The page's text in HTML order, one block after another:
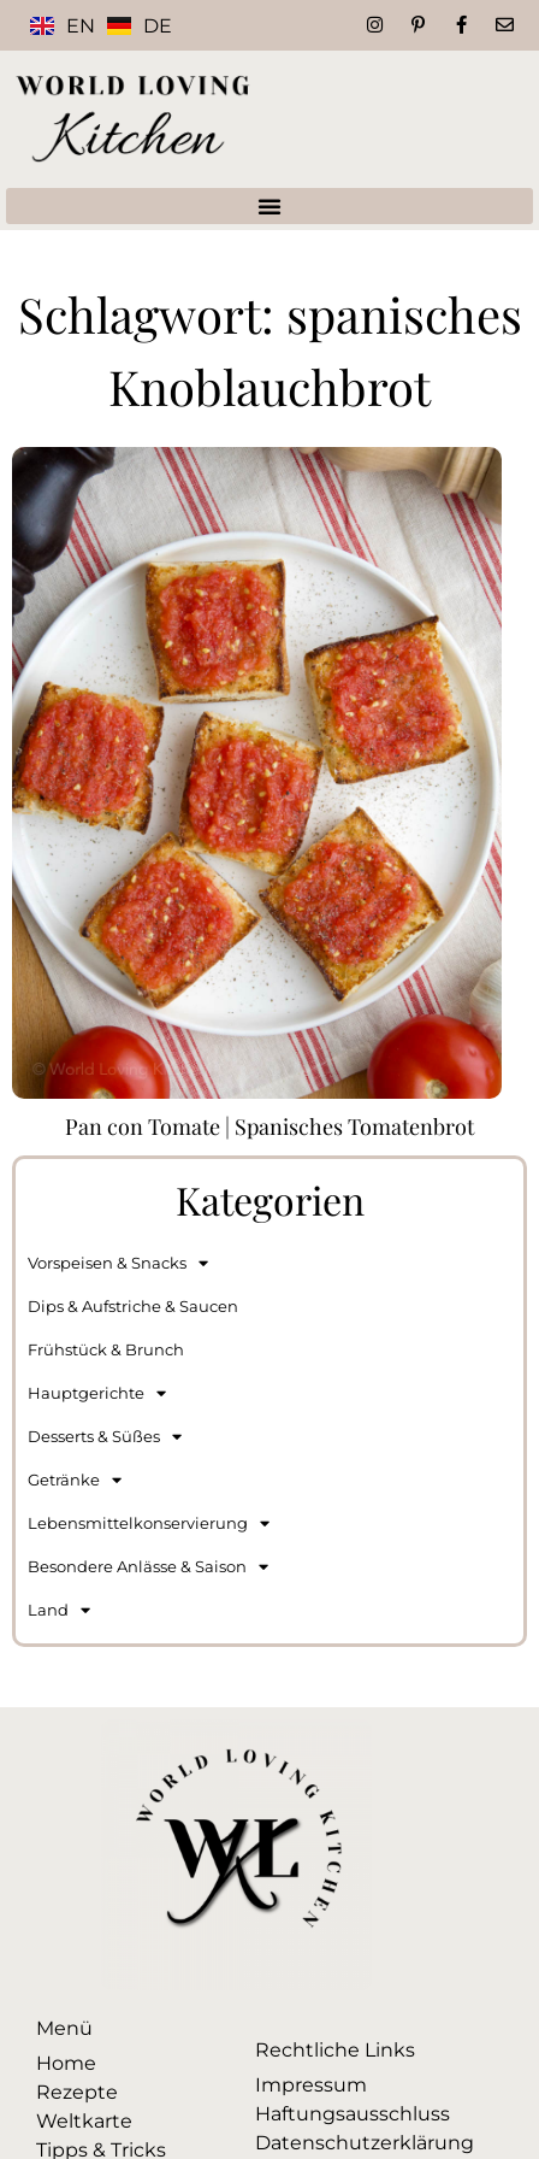
EN DE
Schlagwort: spanisches
Knoblauchbrot
Pan con Tomate | Spanisches Tomatenbrot
Kategorien
Vorspeisen & Snacks
Dips & Aufstriche & Saucen
Frühstück & Brunch
Hauptgerichte
Desserts & Süßes
Getränke
Lebensmittelkonservierung
Besondere Anlässe & Saison
Land
Menü
Home
Rezepte
Weltkarte
Tipps & Tricks
Rechtliche Links
Impressum
Haftungsausschluss
Datenschutzerklärung